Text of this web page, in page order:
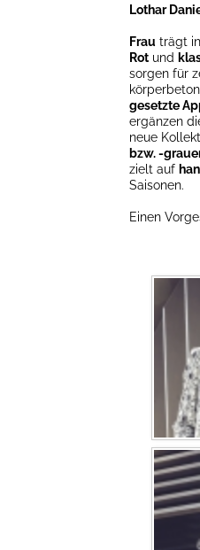
Lothar
Frau trägt
Rot und
sorgen für
gesetzte
ergänzen
neue
bzw. -
zielt auf
Saisonen.
Einen